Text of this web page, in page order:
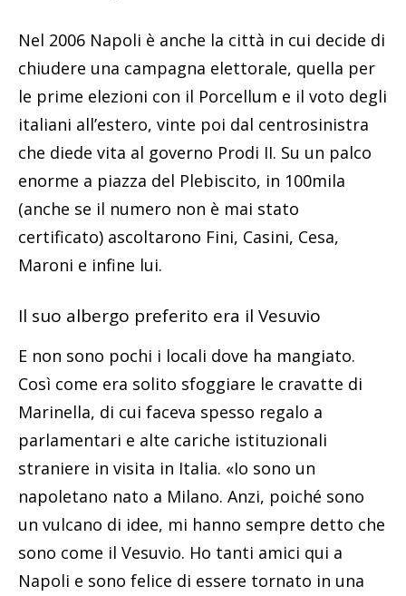
Nel 2006 Napoli è anche la città in cui decide di
chiudere una campagna elettorale, quella per
le prime elezioni con il Porcellum e il voto degli
italiani all’estero, vinte poi dal centrosinistra
che diede vita al governo Prodi II. Su un palco
enorme a piazza del Plebiscito, in 100mila
(anche se il numero non è mai stato
certificato) ascoltarono Fini, Casini, Cesa,
Maroni e infine lui.
Il suo albergo preferito era il Vesuvio
E non sono pochi i locali dove ha mangiato.
Così come era solito sfoggiare le cravatte di
Marinella, di cui faceva spesso regalo a
parlamentari e alte cariche istituzionali
straniere in visita in Italia. «Io sono un
napoletano nato a Milano. Anzi, poiché sono
un vulcano di idee, mi hanno sempre detto che
sono come il Vesuvio. Ho tanti amici qui a
Napoli e sono felice di essere tornato in una